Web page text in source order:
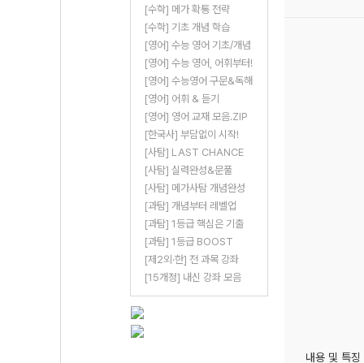
[수학] 메가 확통 전략
[수학] 기초 개념 학습
[영어] 수능 영어 기초/개념
[영어] 수능 영어, 어휘부터!
[영어] 수능영어 구문&독해
[영어] 어휘 & 듣기
[영어] 영어 교재 모음.ZIP
[한국사] 부담없이 시작!
[사탐] LAST CHANCE
[사탐] 실력완성&문풀
[사탐] 메가사탐 개념완성
[과탐] 개념부터 레벨업
[과탐] 1등급 핵심은 기출
[과탐] 1등급 BOOST
[제2외·한] 전 과목 강좌
[15개정] 내신 강좌 모음
내용 및 특징